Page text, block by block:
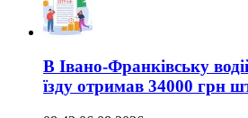
В Івано-Франківську
їзду отримав 34000 грн